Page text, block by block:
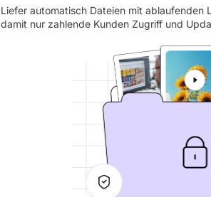
Liefer automatisch Dateien mit ablaufenden
damit nur zahlende Kunden Zugriff und